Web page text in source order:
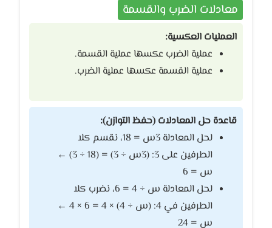
معادلات الضرب والقسمة
العمليات العكسية:
عملية الضرب عكسها عملية القسمة.
عملية القسمة عكسها عملية الضرب.
قاعدة حل المعادلات (حفظ التوازن):
لحل المعادلة 3س = 18، نقسم كلا
الطرفين على 3: (3س ÷ 3) = (18 ÷ 3) ←
س = 6
لحل المعادلة س ÷ 4 = 6، نضرب كلا
الطرفين في 4: (س ÷ 4) × 4 = 6 × 4 ←
س = 24